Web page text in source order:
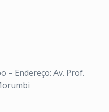
– Endereço: Av. Prof.